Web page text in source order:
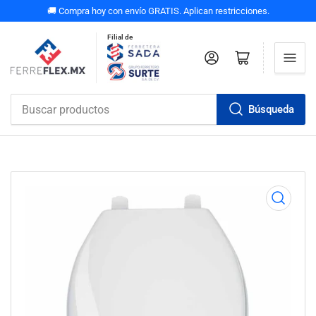
🚚 Compra hoy con envío GRATIS. Aplican restricciones.
Filial de
Búsqueda
Iniciar sesiónAbrir carrito pequeño